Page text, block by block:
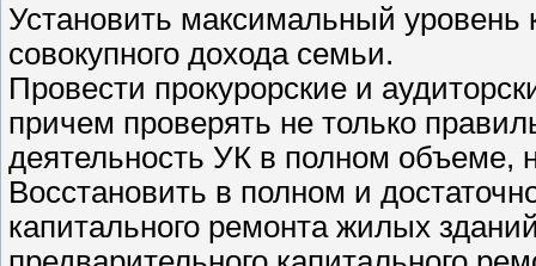
Установить максимальный
совокупного дохода семьи.
Провести прокурорские и
причем проверять не только
деятельность УК в полном объеме,
Восстановить в полном и
капитального ремонта жилых